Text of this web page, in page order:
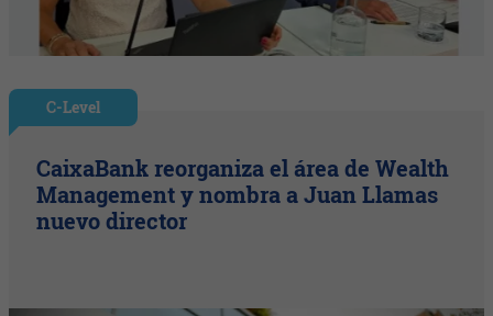
C-Level
CaixaBank reorganiza el área de Wealth
Management y nombra a Juan Llamas
nuevo director